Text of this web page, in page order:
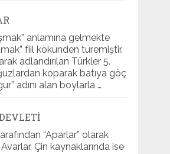
anlamına gelmekte
fiil kökünden türemiştir.
adlandırılan Türkler 5.
koparak batıya göç
adını alan boylarla …
“Aparlar” olarak
Avarlar, Çin kaynaklarında ise